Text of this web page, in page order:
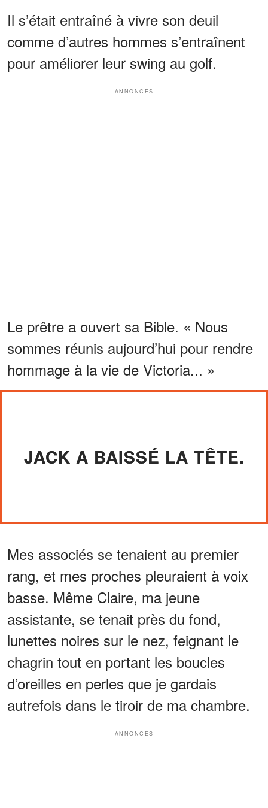
Il s’était entraîné à vivre son deuil
comme d’autres hommes s’entraînent
pour améliorer leur swing au golf.
ANNONCES
Le prêtre a ouvert sa Bible. « Nous
sommes réunis aujourd’hui pour rendre
hommage à la vie de Victoria... »
JACK A BAISSÉ LA TÊTE.
Mes associés se tenaient au premier
rang, et mes proches pleuraient à voix
basse. Même Claire, ma jeune
assistante, se tenait près du fond,
lunettes noires sur le nez, feignant le
chagrin tout en portant les boucles
d’oreilles en perles que je gardais
autrefois dans le tiroir de ma chambre.
ANNONCES